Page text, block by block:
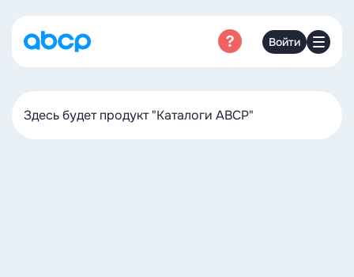
Войти
Здесь будет продукт "Каталоги ABCP"